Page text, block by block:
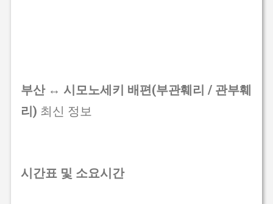
부산 ↔ 시모노세키 배편(부관훼리 / 관부훼
리) 최신 정보
시간표 및 소요시간